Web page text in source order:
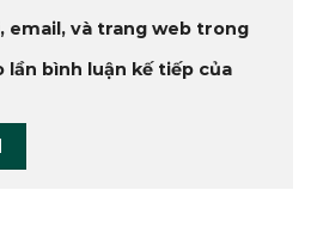
email, và trang web trong
bình luận kế tiếp của